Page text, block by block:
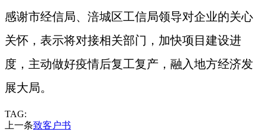
感谢市经信局、涪城区工信局领导对企业的关心
关怀，表示将对接相关部门，加快项目建设进
度，主动做好疫情后复工复产，融入地方经济发
展大局。
TAG:
上一条致客户书